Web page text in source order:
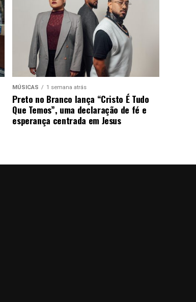
MÚSICAS 1 semana atrás
Preto no Branco lança “Cristo É Tudo
Que Temos”, uma declaração de fé e
esperança centrada em Jesus